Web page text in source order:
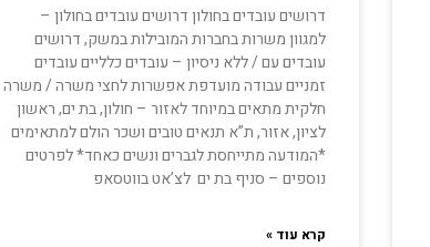
דרושים עובדים בחולון דרושים עובדים בחולון –
למגוון משרות בחברות המובילות במשק, דרושים
עובדים עם / ללא ניסיון – עובדים כלליים עובדים
זמניים עבודה מועדפת אפשרות לחצי משרה / משרה
חלקית מתאים במיוחד לאזור – חולון, בת ים, ראשון
לציון, אזור, ת”א תנאים טובים ושכר הולם למתאימים
*המודעה מתייחסת לגברים ונשים כאחד* לפרטים
נוספים – סניף בת ים לצ’אט בווטסאפ
קרא עוד »